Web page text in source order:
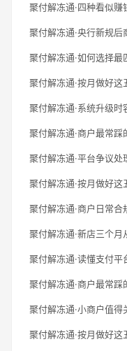
聚付解冻通·四种看似
聚付解冻通·央行新规
聚付解冻通·如何选择
聚付解冻通·按月做好
聚付解冻通·系统升级
聚付解冻通·商户最常踩
聚付解冻通·平台争议
聚付解冻通·按月做好
聚付解冻通·商户日常合
聚付解冻通·新店三个
聚付解冻通·读懂支付
聚付解冻通·商户最常踩
聚付解冻通·小商户值
聚付解冻通·按月做好